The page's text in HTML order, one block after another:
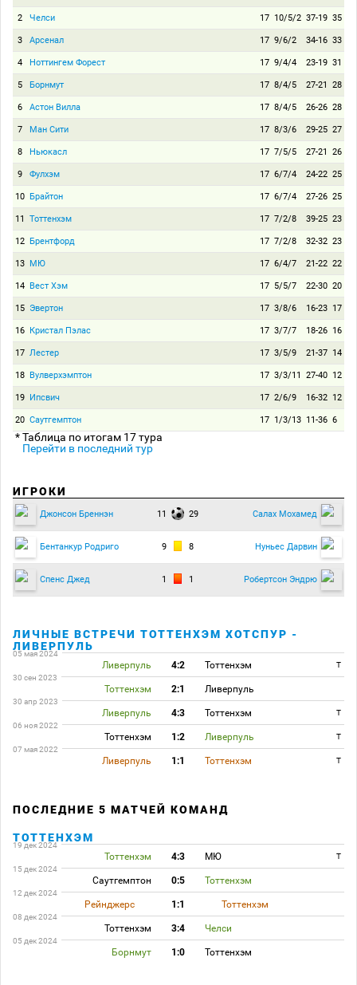
2 Челси 17 10/5/2 37-19 35
3 Арсенал 17 9/6/2 34-16 33
4 Ноттингем Форест 17 9/4/4 23-19 31
5 Борнмут 17 8/4/5 27-21 28
6 Астон Вилла 17 8/4/5 26-26 28
7 Ман Сити 17 8/3/6 29-25 27
8 Ньюкасл 17 7/5/5 27-21 26
9 Фулхэм 17 6/7/4 24-22 25
10 Брайтон 17 6/7/4 27-26 25
11 Тоттенхэм 17 7/2/8 39-25 23
12 Брентфорд 17 7/2/8 32-32 23
13 МЮ 17 6/4/7 21-22 22
14 Вест Хэм 17 5/5/7 22-30 20
15 Эвертон 17 3/8/6 16-23 17
16 Кристал Пэлас 17 3/7/7 18-26 16
17 Лестер 17 3/5/9 21-37 14
18 Вулверхэмптон 17 3/3/11 27-40 12
19 Ипсвич 17 2/6/9 16-32 12
20 Саутгемптон 17 1/3/13 11-36 6
* Таблица по итогам 17 тура
Перейти в последний тур
ИГРОКИ
Джонсон Бреннэн 11 29 Салах Мохамед
Бентанкур Родриго 9 8 Нуньес Дарвин
Спенс Джед 1 1 Робертсон Эндрю
ЛИЧНЫЕ ВСТРЕЧИ ТОТТЕНХЭМ ХОТСПУР -
ЛИВЕРПУЛЬ
05 мая 2024
Ливерпуль 4:2 Тоттенхэм
T
30 сен 2023
Тоттенхэм 2:1 Ливерпуль
30 апр 2023
Ливерпуль 4:3 Тоттенхэм
T
06 ноя 2022
Тоттенхэм 1:2 Ливерпуль
T
07 мая 2022
Ливерпуль 1:1 Тоттенхэм T
ПОСЛЕДНИЕ 5 МАТЧЕЙ КОМАНД
ТОТТЕНХЭМ
19 дек 2024
Тоттенхэм 4:3 МЮ
T
15 дек 2024
Саутгемптон 0:5 Тоттенхэм
12 дек 2024
Рейнджерс 1:1 Тоттенхэм
08 дек 2024
Тоттенхэм 3:4 Челси
05 дек 2024
Борнмут 1:0 Тоттенхэм